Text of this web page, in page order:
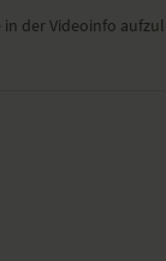
der Videoinfo